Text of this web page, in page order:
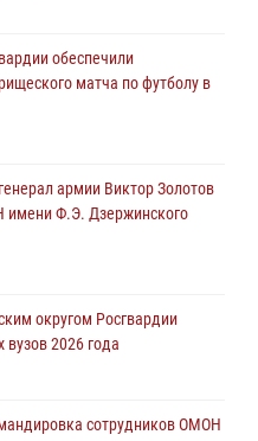
гимнастике
правопорядка почтили
«Волна памяти»,
Белгорода от
обеспечили
матча по футболу в
армии Виктор Золотов
имени Ф.Э. Дзержинского
округом Росгвардии
2026 года
сотрудников ОМОН